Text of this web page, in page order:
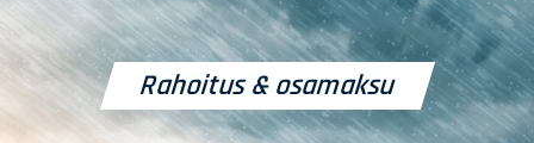
Rahoitus & osamaksu